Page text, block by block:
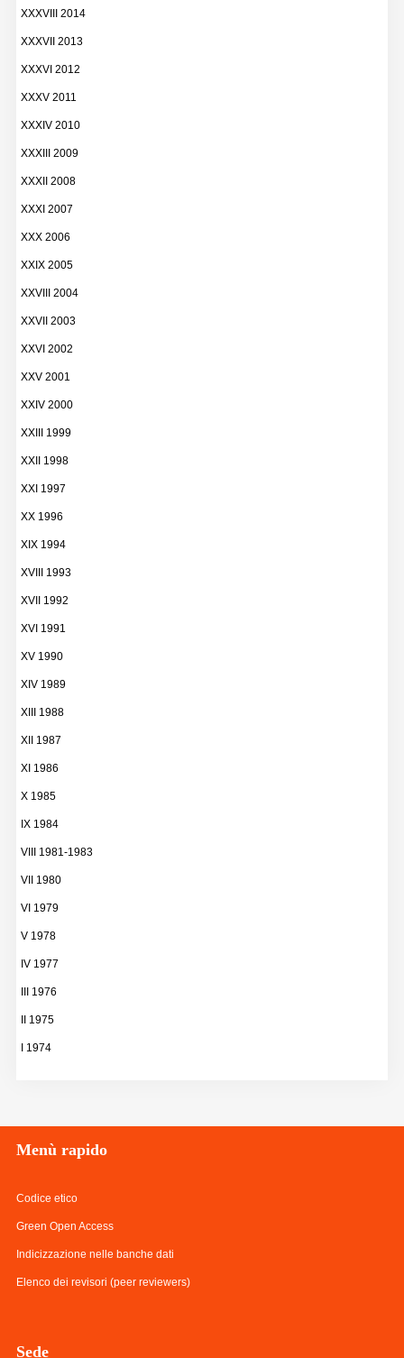
XXXVIII 2014
XXXVII 2013
XXXVI 2012
XXXV 2011
XXXIV 2010
XXXIII 2009
XXXII 2008
XXXI 2007
XXX 2006
XXIX 2005
XXVIII 2004
XXVII 2003
XXVI 2002
XXV 2001
XXIV 2000
XXIII 1999
XXII 1998
XXI 1997
XX 1996
XIX 1994
XVIII 1993
XVII 1992
XVI 1991
XV 1990
XIV 1989
XIII 1988
XII 1987
XI 1986
X 1985
IX 1984
VIII 1981-1983
VII 1980
VI 1979
V 1978
IV 1977
III 1976
II 1975
I 1974
Menù rapido
Codice etico
Green Open Access
Indicizzazione nelle banche dati
Elenco dei revisori (peer reviewers)
Sede